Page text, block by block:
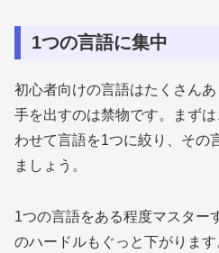
1つの言語に集中
初心者向けの言語はたくさん
手を出すのは禁物です。まず
わせて言語を1つに絞り、その
ましょう。
1つの言語をある程度マスター
のハードルもぐっと下がります